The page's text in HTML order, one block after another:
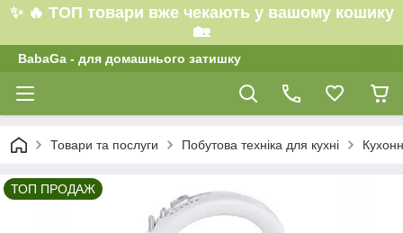
✨ 🔥 ТОП товари вже чекають у вашому кошику
🏡
BabaGa - для домашнього затишку
Товари та послуги Побутова техніка для кухні
ТОП ПРОДАЖ